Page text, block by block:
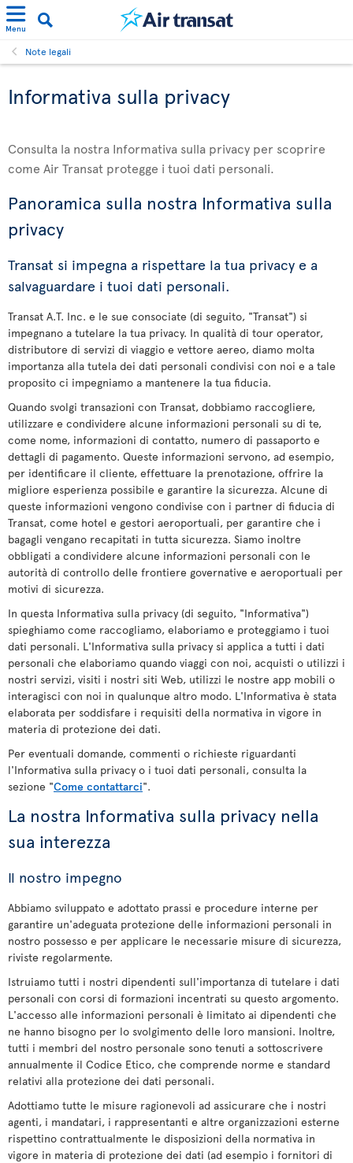
Menu
Note legali
Informativa sulla privacy
Consulta la nostra Informativa sulla privacy per scoprire
come Air Transat protegge i tuoi dati personali.
Panoramica sulla nostra Informativa sulla
privacy
Transat si impegna a rispettare la tua privacy e a
salvaguardare i tuoi dati personali.
Transat A.T. Inc. e le sue consociate (di seguito, "Transat") si
impegnano a tutelare la tua privacy. In qualità di tour operator,
distributore di servizi di viaggio e vettore aereo, diamo molta
importanza alla tutela dei dati personali condivisi con noi e a tale
proposito ci impegniamo a mantenere la tua fiducia.
Quando svolgi transazioni con Transat, dobbiamo raccogliere,
utilizzare e condividere alcune informazioni personali su di te,
come nome, informazioni di contatto, numero di passaporto e
dettagli di pagamento. Queste informazioni servono, ad esempio,
per identificare il cliente, effettuare la prenotazione, offrire la
migliore esperienza possibile e garantire la sicurezza. Alcune di
queste informazioni vengono condivise con i partner di fiducia di
Transat, come hotel e gestori aeroportuali, per garantire che i
bagagli vengano recapitati in tutta sicurezza. Siamo inoltre
obbligati a condividere alcune informazioni personali con le
autorità di controllo delle frontiere governative e aeroportuali per
motivi di sicurezza.
In questa Informativa sulla privacy (di seguito, "Informativa")
spieghiamo come raccogliamo, elaboriamo e proteggiamo i tuoi
dati personali. L'Informativa sulla privacy si applica a tutti i dati
personali che elaboriamo quando viaggi con noi, acquisti o utilizzi i
nostri servizi, visiti i nostri siti Web, utilizzi le nostre app mobili o
interagisci con noi in qualunque altro modo. L'Informativa è stata
elaborata per soddisfare i requisiti della normativa in vigore in
materia di protezione dei dati.
Per eventuali domande, commenti o richieste riguardanti
l'Informativa sulla privacy o i tuoi dati personali, consulta la
sezione "Come contattarci".
La nostra Informativa sulla privacy nella
sua interezza
Il nostro impegno
Abbiamo sviluppato e adottato prassi e procedure interne per
garantire un'adeguata protezione delle informazioni personali in
nostro possesso e per applicare le necessarie misure di sicurezza,
riviste regolarmente.
Istruiamo tutti i nostri dipendenti sull'importanza di tutelare i dati
personali con corsi di formazioni incentrati su questo argomento.
L'accesso alle informazioni personali è limitato ai dipendenti che
ne hanno bisogno per lo svolgimento delle loro mansioni. Inoltre,
tutti i membri del nostro personale sono tenuti a sottoscrivere
annualmente il Codice Etico, che comprende norme e standard
relativi alla protezione dei dati personali.
Adottiamo tutte le misure ragionevoli ad assicurare che i nostri
agenti, i mandatari, i rappresentanti e altre organizzazioni esterne
rispettino contrattualmente le disposizioni della normativa in
vigore in materia di protezione dei dati (ad esempio i fornitori di